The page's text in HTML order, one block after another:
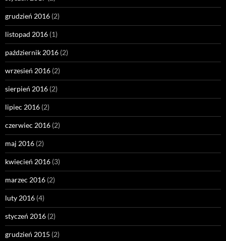
grudzień 2016 (2)
listopad 2016 (1)
październik 2016 (2)
wrzesień 2016 (2)
sierpień 2016 (2)
lipiec 2016 (2)
czerwiec 2016 (2)
maj 2016 (2)
kwiecień 2016 (3)
marzec 2016 (2)
luty 2016 (4)
styczeń 2016 (2)
grudzień 2015 (2)